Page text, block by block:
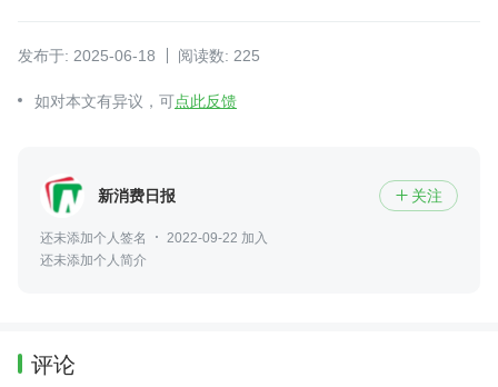
发布于: 2025-06-18 阅读数: 225
如对本文有异议，可点此反馈
新消费日报  关注
还未添加个人签名
2022-09-22 加入
还未添加个人简介
评论